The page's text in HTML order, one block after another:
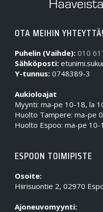
OTA MEIHIN YHTEYTTÄ!
Puhelin (Vaihde): 010
Sähköposti:
Y-tunnus: 0748389-3
Aukioloajat
Myynti: ma-pe 10-18, la
Huolto Tampere: ma-pe
Huolto Espoo: ma-pe 10-
ESPOON TOIMIPISTE
Osoite:
Hiirisuontie 2, 02970
Ajoneuvomyynti: